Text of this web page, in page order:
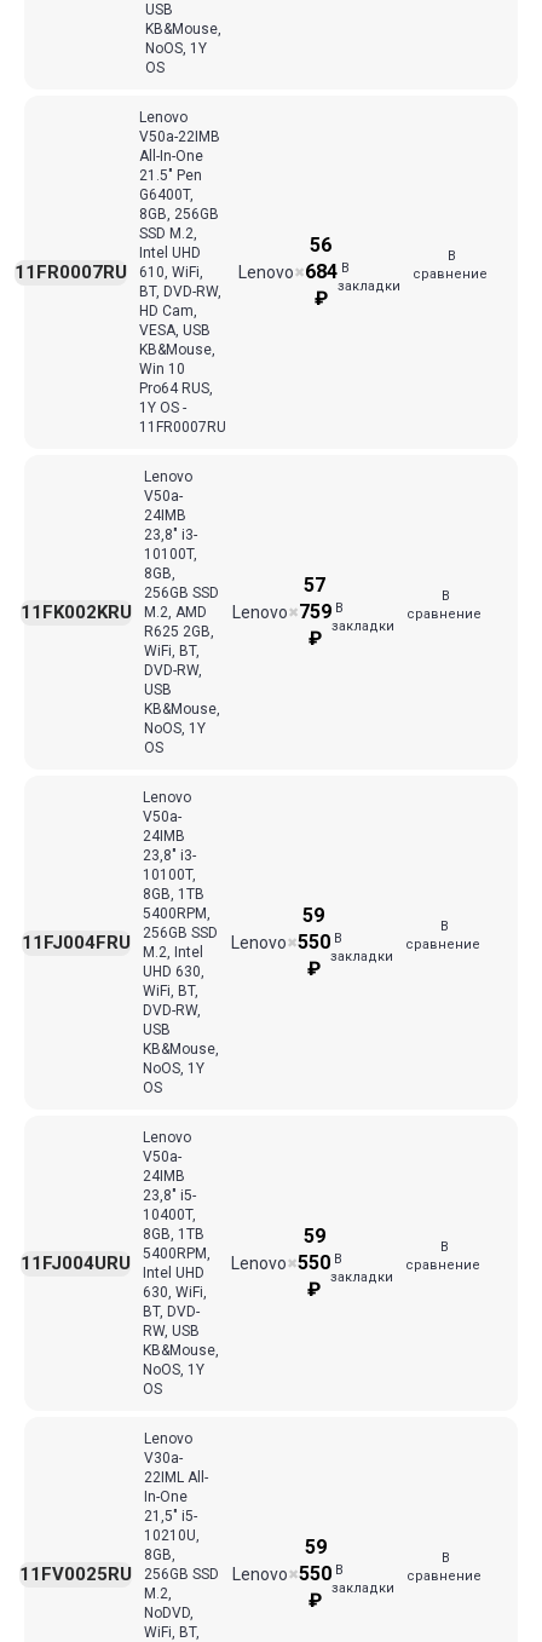
USB
KB&Mouse,
NoOS, 1Y
OS
Lenovo
V50a-22IMB
All-In-One
21.5" Pen
G6400T,
8GB, 256GB
SSD M.2,
Intel UHD
610, WiFi,
BT, DVD-RW,
HD Cam,
VESA, USB
KB&Mouse,
Win 10
Pro64 RUS,
1Y OS -
11FR0007RU
Lenovo
11FR0007RU ✖
56
684
₽
В
закладки
В
сравнение
Lenovo
V50a-
24IMB
23,8" i3-
10100T,
8GB,
256GB SSD
M.2, AMD
R625 2GB,
WiFi, BT,
DVD-RW,
USB
KB&Mouse,
NoOS, 1Y
OS
Lenovo
11FK002KRU ✖
57
759
₽
В
закладки
В
сравнение
Lenovo
V50a-
24IMB
23,8" i3-
10100T,
8GB, 1TB
5400RPM,
256GB SSD
M.2, Intel
UHD 630,
WiFi, BT,
DVD-RW,
USB
KB&Mouse,
NoOS, 1Y
OS
Lenovo
11FJ004FRU ✖
59
550
₽
В
закладки
В
сравнение
Lenovo
V50a-
24IMB
23,8" i5-
10400T,
8GB, 1TB
5400RPM,
Intel UHD
630, WiFi,
BT, DVD-
RW, USB
KB&Mouse,
NoOS, 1Y
OS
Lenovo
11FJ004URU ✖
59
550
₽
В
закладки
В
сравнение
Lenovo
V30a-
22IML All-
In-One
21,5" i5-
10210U,
8GB,
256GB SSD
M.2,
NoDVD,
WiFi, BT,
Lenovo
11FV0025RU ✖
59
550
₽
В
закладки
В
сравнение